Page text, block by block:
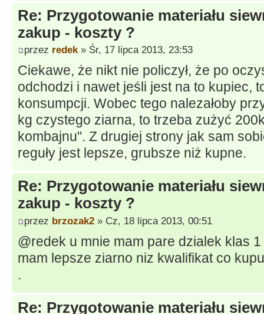
Re: Przygotowanie materiału
zakup - koszty ?
przez redek» Śr, 17 lipca 2013, 23:53
Ciekawe, że nikt nie policzył, że po
odchodzi i nawet jeśli jest na to kupiec,
konsumpcji. Wobec tego nalezałoby
kg czystego ziarna, to trzeba zużyć
kombajnu". Z drugiej strony jak sam
reguły jest lepsze, grubsze niż kupne.
Re: Przygotowanie materiału
zakup - koszty ?
przez brzozak2 » Cz, 18 lipca 2013, 00:51
@redek u mnie mam pare dzialek klas
mam lepsze ziarno niz kwalifikat co
.
Re: Przygotowanie materiału